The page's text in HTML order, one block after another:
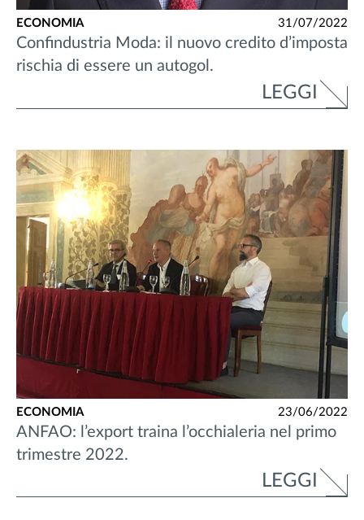
ECONOMIA 31/07/2022
Confindustria Moda: il nuovo credito d’imposta
rischia di essere un autogol.
LEGGI
ECONOMIA 23/06/2022
ANFAO: l’export traina l’occhialeria nel primo
trimestre 2022.
LEGGI